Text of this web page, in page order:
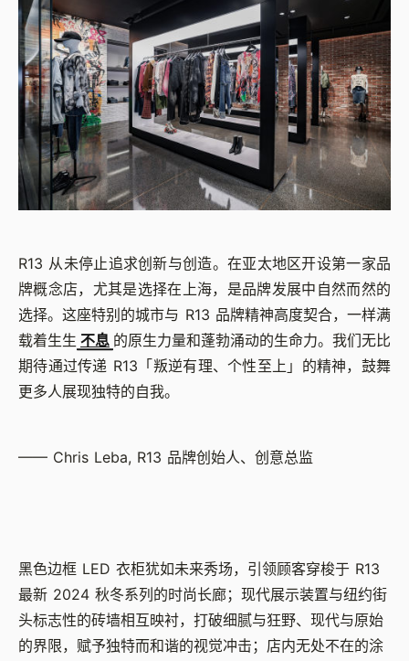
R13 从未停止追求创新与创造。在亚太地区开设第一家品
牌概念店，尤其是选择在上海，是品牌发展中自然而然的
选择。这座特别的城市与 R13 品牌精神高度契合，一样满
载着生生 不息 的原生力量和蓬勃涌动的生命力。我们无比
期待通过传递 R13「叛逆有理、个性至上」的精神，鼓舞
更多人展现独特的自我。
—— Chris Leba, R13 品牌创始人、创意总监
黑色边框 LED 衣柜犹如未来秀场，引领顾客穿梭于 R13
最新 2024 秋冬系列的时尚长廊；现代展示装置与纽约街
头标志性的砖墙相互映衬，打破细腻与狂野、现代与原始
的界限，赋予独特而和谐的视觉冲击；店内无处不在的涂